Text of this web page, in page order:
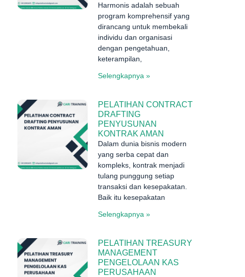
Harmonis adalah sebuah
program komprehensif yang
dirancang untuk membekali
individu dan organisasi
dengan pengetahuan,
keterampilan,
Selengkapnya »
PELATIHAN CONTRACT
DRAFTING
PENYUSUNAN
KONTRAK AMAN
Dalam dunia bisnis modern
yang serba cepat dan
kompleks, kontrak menjadi
tulang punggung setiap
transaksi dan kesepakatan.
Baik itu kesepakatan
Selengkapnya »
PELATIHAN TREASURY
MANAGEMENT
PENGELOLAAN KAS
PERUSAHAAN